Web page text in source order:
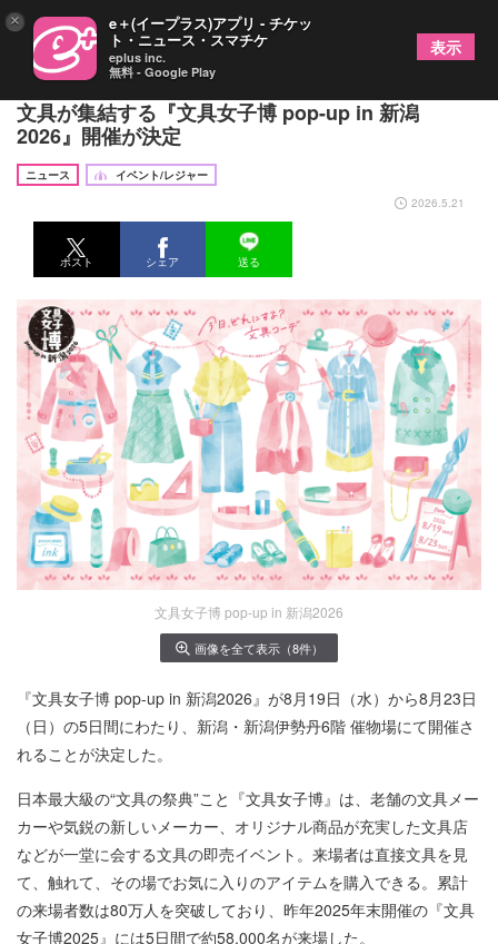
新潟に“文具の祭典”が初上陸 全42社2万点以上の
文具が集結する『文具女子博 pop-up in 新潟
2026』開催が決定
ニュース
イベント/レジャー
2026.5.21
ポスト シェア 送る
文具女子博 pop-up in 新潟2026
画像を全て表示（8件）
『文具女子博 pop-up in 新潟2026』が8月19日（水）から8月23日
（日）の5日間にわたり、新潟・新潟伊勢丹6階 催物場にて開催さ
れることが決定した。
日本最大級の“文具の祭典”こと『文具女子博』は、老舗の文具メー
カーや気鋭の新しいメーカー、オリジナル商品が充実した文具店
などが一堂に会する文具の即売イベント。来場者は直接文具を見
て、触れて、その場でお気に入りのアイテムを購入できる。累計
の来場者数は80万人を突破しており、昨年2025年末開催の『文具
女子博2025』には5日間で約58,000名が来場した。
× e＋(イープラス)アプリ - チケッ
ト・ニュース・スマチケ
eplus inc.
無料 - Google Play
表示